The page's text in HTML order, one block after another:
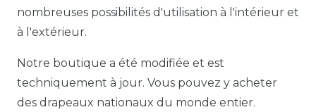
nombreuses possibilités d'utilisation à l'intérieur et
à l'extérieur.
Notre boutique a été modifiée et est
techniquement à jour. Vous pouvez y acheter
des drapeaux nationaux du monde entier.